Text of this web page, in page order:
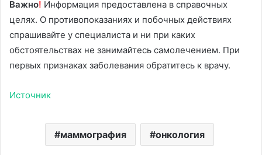
Важно! Информация предоставлена в справочных
целях. О противопоказаниях и побочных действиях
спрашивайте у специалиста и ни при каких
обстоятельствах не занимайтесь самолечением. При
первых признаках заболевания обратитесь к врачу.
Источник
маммография онкология